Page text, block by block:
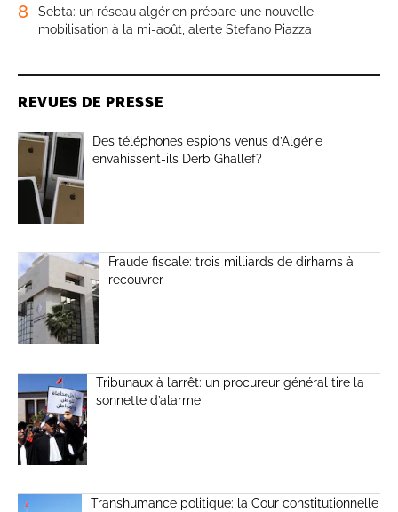
8
Sebta: un réseau algérien prépare une nouvelle
mobilisation à la mi-août, alerte Stefano Piazza
REVUES DE PRESSE
Des téléphones espions venus d’Algérie
envahissent-ils Derb Ghallef?
Fraude fiscale: trois milliards de dirhams à
recouvrer
Tribunaux à l’arrêt: un procureur général tire la
sonnette d’alarme
Transhumance politique: la Cour constitutionnelle